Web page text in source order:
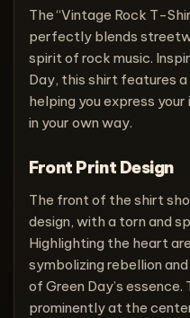
The “Vintage Rock T-
perfectly blends
spirit of rock music.
Day, this shirt features a
helping you express
in your own way.
Front Print Design
The front of the shirt
design, with a torn and
Highlighting the heart
symbolizing rebellion
of Green Day’s essence.
prominently at the